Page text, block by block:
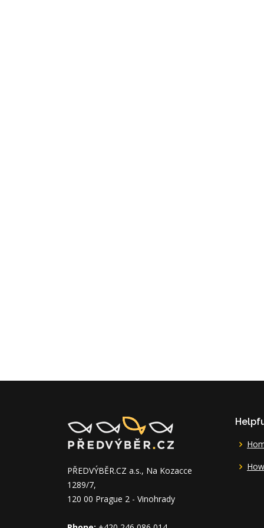
PŘEDVÝBĚR.CZ a.s., Na Kozacce
1289/7,
120 00 Prague 2 - Vinohrady